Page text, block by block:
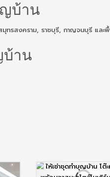
บ้าน
รสงคราม, ราชบุรี, กาญจนบุรี และพื้
บ้าน